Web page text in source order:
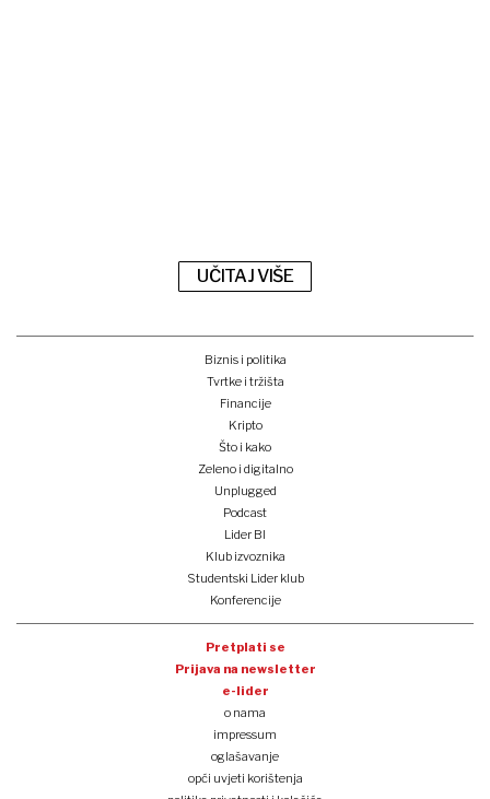
UČITAJ VIŠE
Biznis i politika
Tvrtke i tržišta
Financije
Kripto
Što i kako
Zeleno i digitalno
Unplugged
Podcast
Lider BI
Klub izvoznika
Studentski Lider klub
Konferencije
Pretplati se
Prijava na newsletter
e-lider
o nama
impressum
oglašavanje
opći uvjeti korištenja